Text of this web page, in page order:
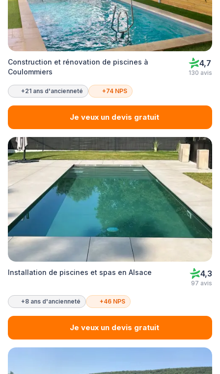
Construction et rénovation de piscines à
Coulommiers
4,7
130 avis
+21 ans d'ancienneté +74 NPS
Je veux un devis gratuit
Installation de piscines et spas en Alsace 4,3
97 avis
+8 ans d'ancienneté +46 NPS
Je veux un devis gratuit